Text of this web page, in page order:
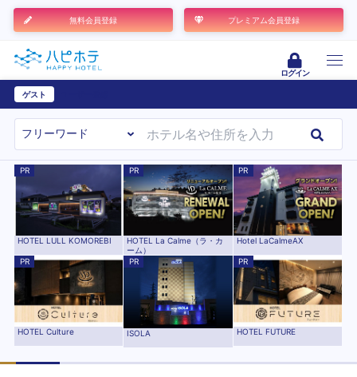
無料会員登録 プレミアム会員登録
ログイン
ゲスト
PR
HOTEL LULL KOMOREBI
PR
HOTEL La Calme（ラ・カ
ーム）
PR
Hotel LaCalmeAX
PR
HOTEL Culture
PR
ISOLA
PR
HOTEL FUTURE